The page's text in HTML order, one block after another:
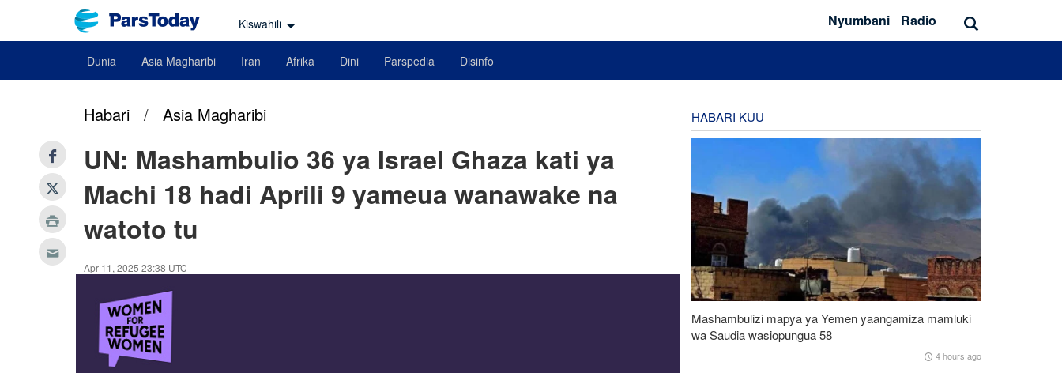
Kiswahili Nyumbani Radio
Dunia Asia Magharibi Iran Afrika Dini Parspedia Disinfo
Habari / Asia Magharibi
UN: Mashambulio 36 ya Israel Ghaza kati ya
Machi 18 hadi Aprili 9 yameua wanawake na
watoto tu
Apr 11, 2025 23:38 UTC
HABARI KUU
Mashambulizi mapya ya Yemen yaangamiza mamluki
wa Saudia wasiopungua 58
4 hours ago